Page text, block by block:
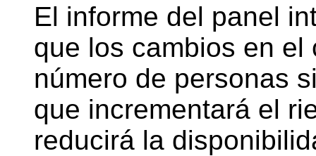
El informe del panel
que los cambios en el
número de personas
que incrementará el
reducirá la